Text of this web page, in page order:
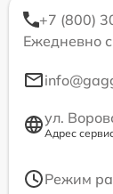
+7 (800)
Ежедневно
ул.
Адрес
Режим